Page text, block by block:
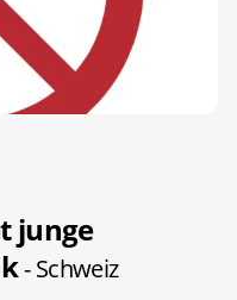
junge
- Schweiz